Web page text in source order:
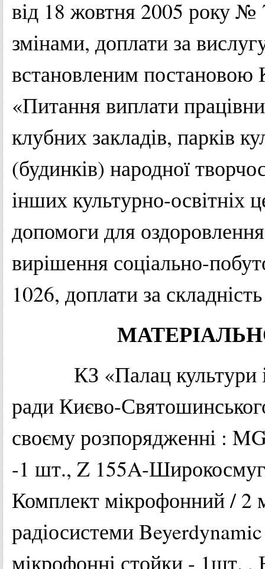
від 18жовтня 2005 року№
змінами, доплати за
встановленим постановою
«Питання виплати
клубних закладів, парків
(будинків) народної
іншихкультурно-освітніх
допомогидля оздоровлення
вирішення соціально-
1026, доплати за складність
КЗ «Палацкультури
ради Києво-
своємурозпорядженні :
-1 шт., Z 155A-
Комплект мікрофонний / 2
радіосистеми
мікрофонні стойки - 1шт.